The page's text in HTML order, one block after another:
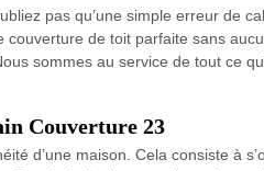
pas qu’une simple erreur de
de toit parfaite sans
sommes au service de tout ce
Couverture 23
d’une maison. Cela consiste à